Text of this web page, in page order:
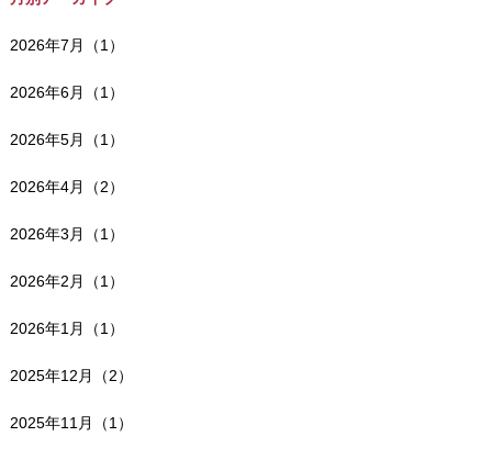
2026年7月（1）
2026年6月（1）
2026年5月（1）
2026年4月（2）
2026年3月（1）
2026年2月（1）
2026年1月（1）
2025年12月（2）
2025年11月（1）